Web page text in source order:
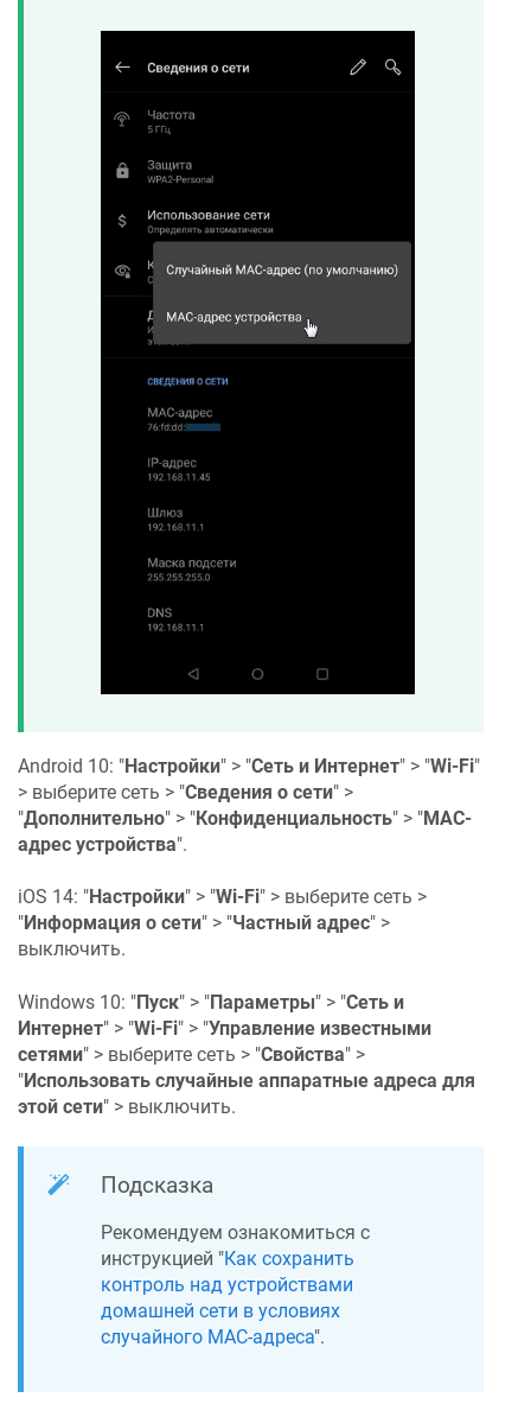
Android 10: "Настройки" > "Сеть и Интернет" > "Wi-Fi"
> выберите сеть > "Сведения о сети" >
"Дополнительно" > "Конфиденциальность" > "MAC-
адрес устройства".
iOS 14: "Настройки" > "Wi-Fi" > выберите сеть >
"Информация о сети" > "Частный адрес" >
выключить.
Windows 10: "Пуск" > "Параметры" > "Сеть и
Интернет" > "Wi-Fi" > "Управление известными
сетями" > выберите сеть > "Свойства" >
"Использовать случайные аппаратные адреса для
этой сети" > выключить.
Подсказка
Рекомендуем ознакомиться с
инструкцией "Как сохранить
контроль над устройствами
домашней сети в условиях
случайного MAC-адреса".